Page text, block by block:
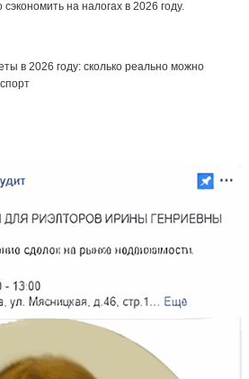
на налогах в 2026 году.
в 2026 году: сколько реально можно